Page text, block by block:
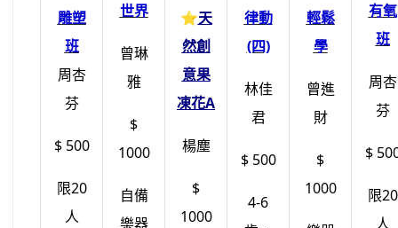
雕塑
班
周杏
芬
$ 500
限20
人
世界
曾琳
雅
$
1000
自備
樂器
⭐天
然創
意果
凍花A
楊塵
$
1000
律動
(四)
林佳
君
$ 500
4-6
輕鬆
學
曾進
財
$
1000
有氧
班
周杏
芬
$
限20
人